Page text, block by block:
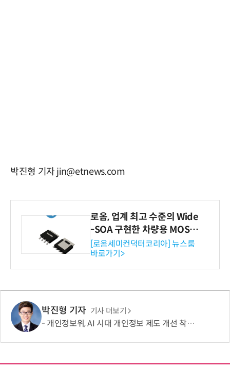
박진형 기자 jin@etnews.com
로옴, 업계 최고 수준의 Wide
-SOA 구현한 차량용 MOSF
ET 개발
[로옴세미컨덕터코리아] 뉴스룸
바로가기>
박진형 기자 기사 더보기
개인정보위, AI 시대 개인정보 제도 개선 착수…국민제안 접수